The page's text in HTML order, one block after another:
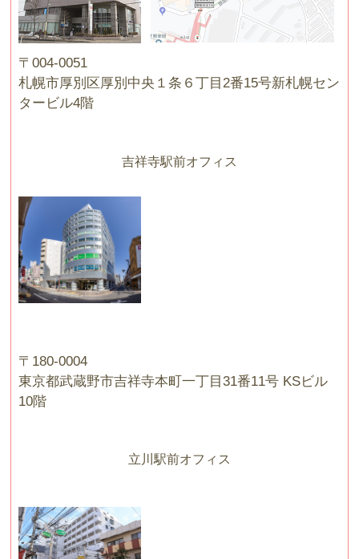
〒004-0051
札幌市厚別区厚別中央１条６丁目2番15号新札幌セン
タービル4階
吉祥寺駅前オフィス
〒180-0004
東京都武蔵野市吉祥寺本町一丁目31番11号 KSビル
10階
立川駅前オフィス